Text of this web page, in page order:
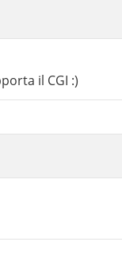
il CGI :)